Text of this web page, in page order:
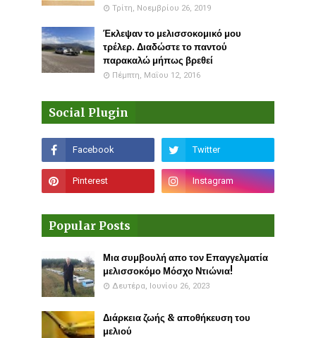
Τρίτη, Νοεμβρίου 26, 2019
Έκλεψαν το μελισσοκομικό μου
τρέλερ. Διαδώστε το παντού
παρακαλώ μήπως βρεθεί
Πέμπτη, Μαΐου 12, 2016
Social Plugin
Popular Posts
Μια συμβουλή απο τον Επαγγελματία
μελισσοκόμο Μόσχο Ντιώνια!
Δευτέρα, Ιουνίου 26, 2023
Διάρκεια ζωής & αποθήκευση του
μελιού